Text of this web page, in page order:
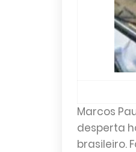
Marcos
desperta
brasileiro.